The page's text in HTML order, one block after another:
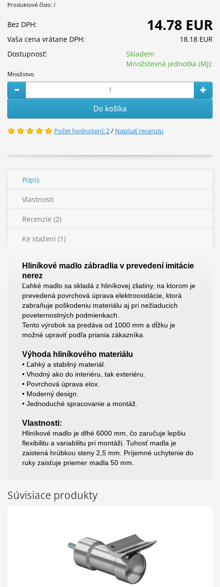
Produktové číslo: /
Bez DPH: 14.78 EUR
Vaša cena vrátane DPH:
18.18 EUR
Dostupnosť:
Skladem
Množstevná jednotka (MJ):
Množstvo
Do košíka
Počet hodnotení: 2/ Napísať recenziu
Popis
Vlastnosti
Recenzie (2)
Ke stažení (1)
Hliníkové madlo zábradlia v prevedení imitácie
nerez
Ľahké madlo sa skladá z hliníkovej zliatiny, na ktorom je
prevedená povrchová úprava elektrooxidácie, ktorá
zabraňuje poškodeniu materiálu aj pri nežiaducich
poveternostných podmienkach.
Tento výrobok sa predáva od 1000 mm a dĺžku je
možné upraviť podľa priania zákazníka.
Výhoda hliníkového materiálu
• Ľahký a stabilný materiál.
• Vhodný ako do interiéru, tak exteriéru.
• Povrchová úprava elox.
• Moderný design.
• Jednoduché spracovanie a montáž.
Vlastnosti:
Hliníkové madlo je dlhé 6000 mm, čo zaručuje lepšiu
flexibilitu a variabilitu pri montáži. Tuhosť madla je
zaistená hrúbkou steny 2,5 mm. Príjemné uchytenie do
ruky zaisťuje priemer madla 50 mm.
Súvisiace produkty